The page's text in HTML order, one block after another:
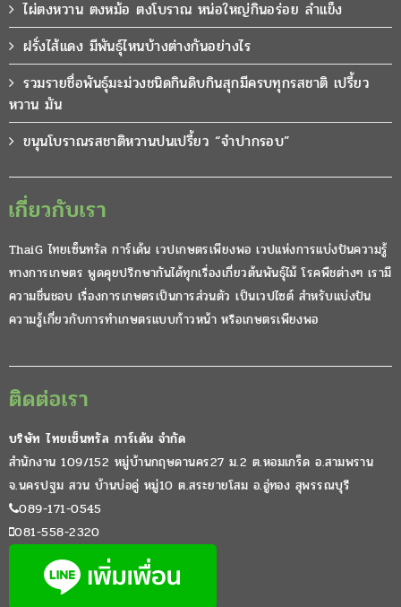
ไผ่ตงหวาน ตงหม้อ ตงโบราณ หน่อใหญ่กินอร่อย ลำแข็ง
ฝรั่งไส้แดง มีพันธุ์ไหนบ้างต่างกันอย่างไร
รวมรายชื่อพันธุ์มะม่วงชนิดกินดิบกินสุกมีครบทุกรสชาติ เปรี้ยว
หวาน มัน
ขนุนโบราณรสชาติหวานปนเปรี้ยว “จำปากรอบ”
เกี่ยวกับเรา
ThaiG ไทยเซ็นทรัล การ์เด้น เวปเกษตรเพียงพอ เวปแห่งการแบ่งปันความรู้
ทางการเกษตร พูดคุยปรึกษากันได้ทุกเรื่องเกี่ยวต้นพันธุ์ไม้ โรคพืชต่างๆ เรามี
ความชื่นชอบ เรื่องการเกษตรเป็นการส่วนตัว เป็นเวปไซต์ สำหรับแบ่งปัน
ความรู้เกี่ยวกับการทำเกษตรแบบก้าวหน้า หรือเกษตรเพียงพอ
ติดต่อเรา
บริษัท ไทยเซ็นทรัล การ์เด้น จำกัด
สำนักงาน 109/152 หมู่บ้านกฤษดานคร27 ม.2 ต.หอมเกร็ด อ.สามพราน
จ.นครปฐม สวน บ้านบ่อคู่ หมู่10 ต.สระยายโสม อ.อู่ทอง สุพรรณบุรี
089-171-0545
081-558-2320